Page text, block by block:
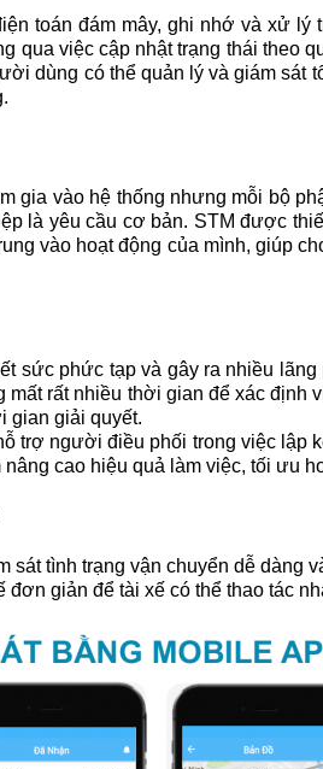
toán đám mây, ghi nhớ và xử
qua việc cập nhật trạng thái theo
dùng có thể quản lý và giám sát
gia vào hệ thống nhưng mỗi bộ
là yêu cầu cơ bản. STM được
vào hoạt động của mình, giúp
sức phức tạp và gây ra nhiều
rất nhiều thời gian để xác định
gian giải quyết.
trợ người điều phối trong việc lập
cao hiệu quả làm việc, tối ưu
sát tình trạng vận chuyển dễ dàng
giản để tài xế có thể thao tác